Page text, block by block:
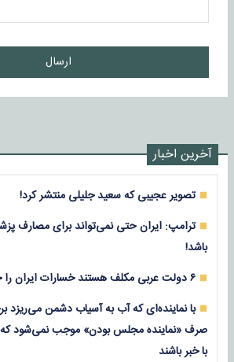
ارسال
آخرین اخبار
تصویر عجیبی که سعید جلیلی منتشر کرد!
ترامپ: ایران حتی نمی‌تواند برای مصارف
باشد!
۶ دولت عربی مکلف هستند خسارات ایران را جبران کنند
با نماینده‌ای که آب به آسیاب دشمن می‌ریزد
صرف «نماینده مجلس بودن» موجب نمی‌شود که
با خبر باشند